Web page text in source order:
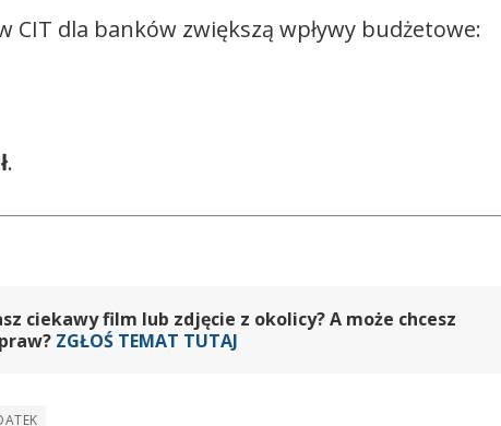
CIT dla banków zwiększą wpływy budżetowe:
.
ciekawy film lub zdjęcie z okolicy? A może chcesz
ZGŁOŚ TEMAT TUTAJ